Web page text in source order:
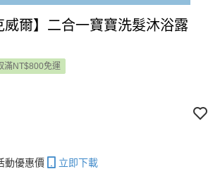
威爾】二合一寶寶洗髮沐浴露
滿NT$800免運
動優惠價 立即下載